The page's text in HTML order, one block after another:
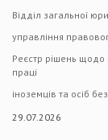
Відділ загальної
управління
Реєстр рішень щодо
праці
іноземців та осіб
29.07.2026